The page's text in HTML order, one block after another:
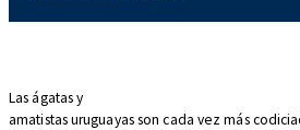
Las ágatas y
amatistas uruguayas son cada vez más